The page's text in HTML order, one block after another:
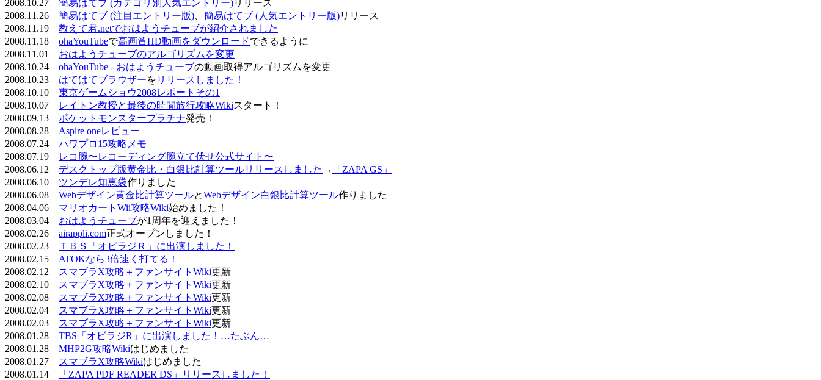
2008.10.27 簡易はてブ (カテゴリ別人気エントリー)リリース
2008.11.26 簡易はてブ (注目エントリー版) 簡易はてブ (人気エントリー版)リリース
2008.11.19 教えて君.netでおはようチューブが紹介されました
2008.11.18 ohaYouTubeで高画質HD動画をダウンロードできるように
2008.11.01 おはようチューブのアルゴリズムを変更
2008.10.24 ohaYouTube - おはようチューブの動画取得アルゴリズムを変更
2008.10.23 はてはてブラウザーを リリースしました！
2008.10.10 東京ゲームショウ2008レポートその1
2008.10.07
レイトン教授と最後の時間旅行攻略Wikiスタート！
2008.09.13 ポケットモンスタープラチナ発売！
2008.08.28 Aspire oneレビュー
2008.07.24 パワプロ15攻略メモ
2008.07.19
レコ腕〜レコーディング腕立て伏せ公式サイト〜
2008.06.12 デスクトップ版黄金比・白銀比計算ツールリリースしました →
「ZAPA GS」
2008.06.10 ツンデレ知恵袋作りました
2008.06.08 Webデザイン黄金比計算ツールとWebデザイン白銀比計算ツール作りました
2008.04.06 マリオカートWii攻略Wiki始めました！
2008.03.04 おはようチューブが1周年を迎えました！
2008.02.26 airappli.com正式オープンしました！
2008.02.23
ＴＢＳ「オビラジＲ」に出演しました！
2008.02.15 ATOKなら3倍速く打てる！
2008.02.12
スマブラX攻略＋ファンサイトWiki更新
2008.02.10
スマブラX攻略＋ファンサイトWiki更新
2008.02.08
スマブラX攻略＋ファンサイトWiki更新
2008.02.04
スマブラX攻略＋ファンサイトWiki更新
2008.02.03
スマブラX攻略＋ファンサイトWiki更新
2008.01.28 TBS「オビラジR」に出演しました！…たぶん…
2008.01.28 MHP2G攻略Wikiはじめました
2008.01.27
スマブラX攻略Wikiはじめました
2008.01.14
「ZAPA PDF READER DS」リリースしました！